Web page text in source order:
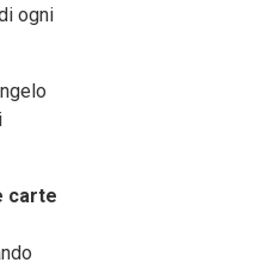
ogni
carte